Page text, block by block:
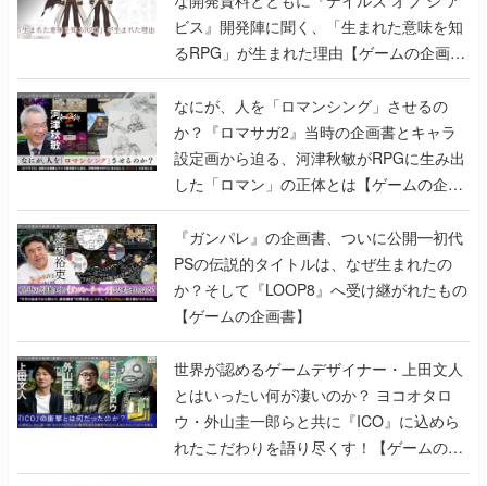
ビス』開発陣に聞く、「生まれた意味を知
るRPG」が生まれた理由【ゲームの企画
書】
なにが、人を「ロマンシング」させるの
か？『ロマサガ2』当時の企画書とキャラ
設定画から迫る、河津秋敏がRPGに生み出
した「ロマン」の正体とは【ゲームの企画
書】
『ガンパレ』の企画書、ついに公開━初代
PSの伝説的タイトルは、なぜ生まれたの
か？そして『LOOP8』へ受け継がれたもの
【ゲームの企画書】
世界が認めるゲームデザイナー・上田文人
とはいったい何が凄いのか？ ヨコオタロ
ウ・外山圭一郎らと共に『ICO』に込めら
れたこだわりを語り尽くす！【ゲームの企
画書】